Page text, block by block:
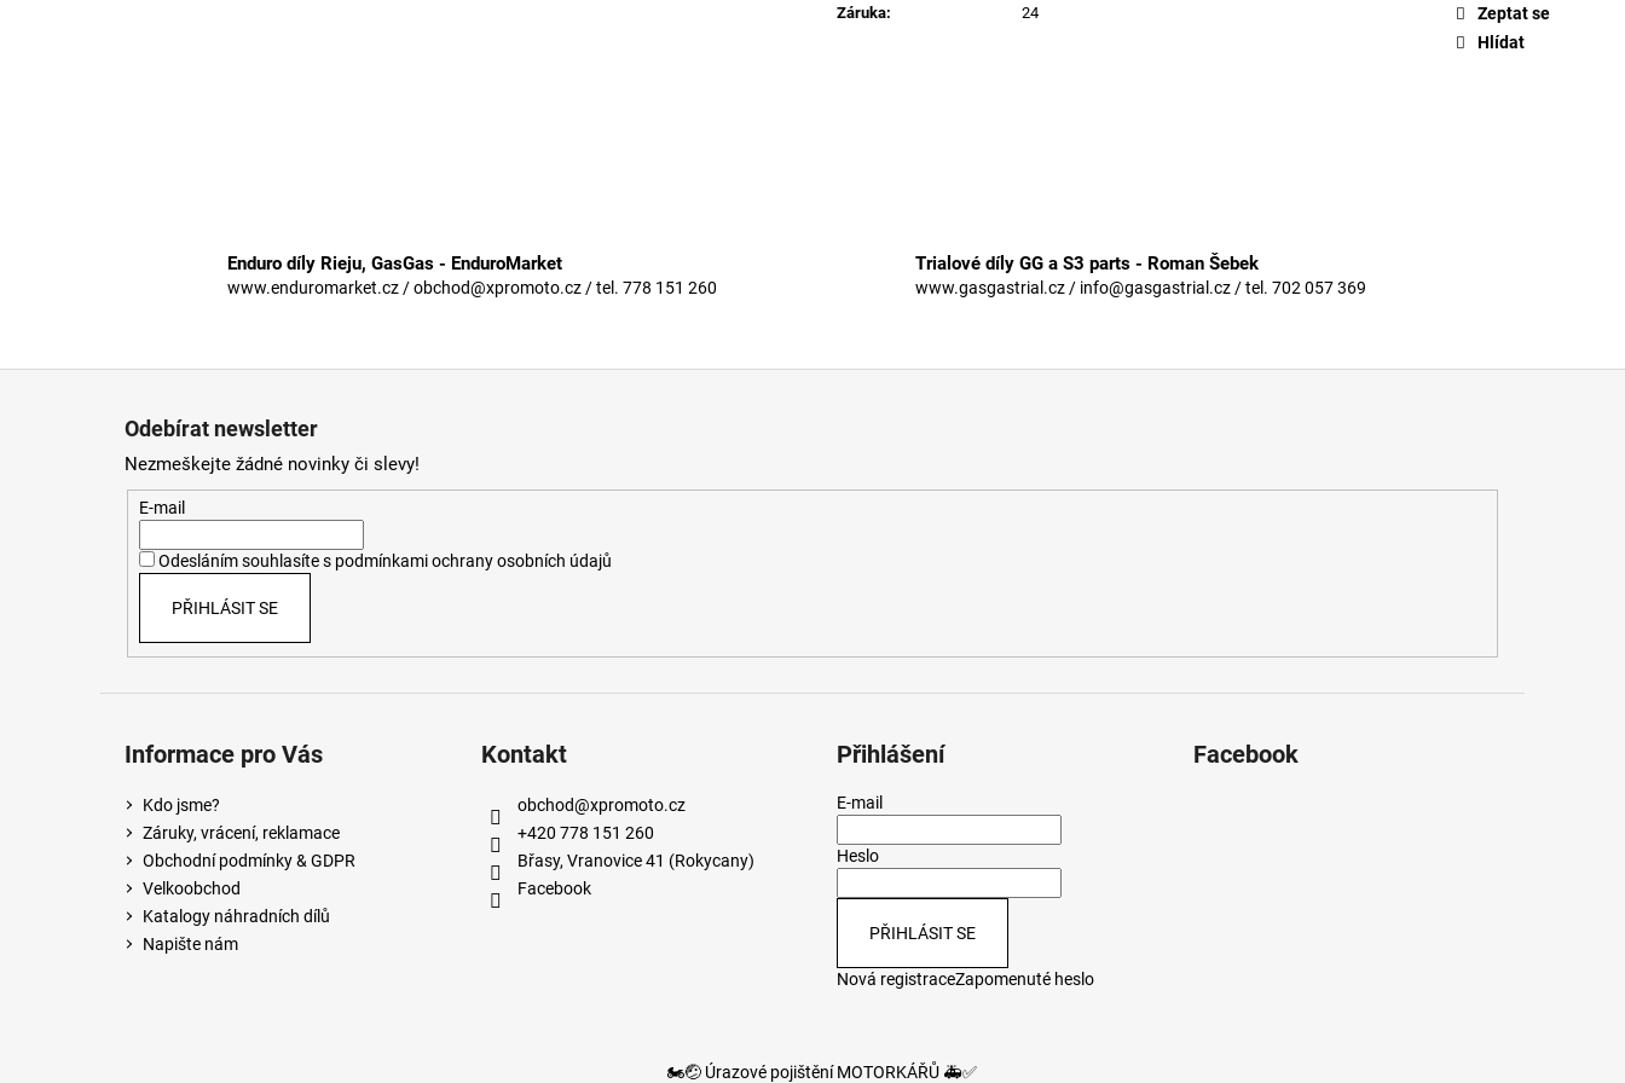
Záruka: 24
Zeptat se
Hlídat
Enduro díly Rieju, GasGas - EnduroMarket
www.enduromarket.cz / obchod@xpromoto.cz / tel. 778 151 260
Trialové díly GG a S3 parts - Roman Šebek
www.gasgastrial.cz / info@gasgastrial.cz / tel. 702 057 369
Odebírat newsletter
Nezmeškejte žádné novinky či slevy!
E-mail
Odesláním souhlasíte s podmínkami ochrany osobních údajů
PŘIHLÁSIT SE
Informace pro Vás
Kdo jsme?
Záruky, vrácení, reklamace
Obchodní podmínky & GDPR
Velkoobchod
Katalogy náhradních dílů
Napište nám
Kontakt
obchod@xpromoto.cz
+420 778 151 260
Břasy, Vranovice 41 (Rokycany)
Facebook
Přihlášení
E-mail
Heslo
PŘIHLÁSIT SE
Nová registraceZapomenuté heslo
Facebook
🏍️🤕 Úrazové pojištění MOTORKÁŘŮ 🚑✅